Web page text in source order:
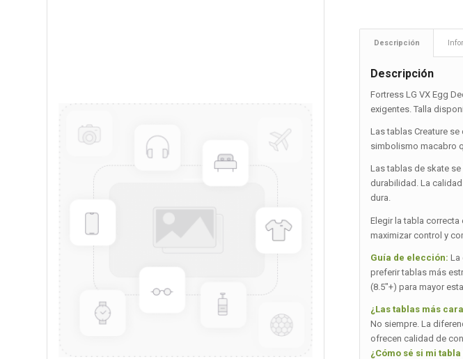
Descripción
Descripción
Fortress LG VX Egg
exigentes. Talla
Las tablas Creature
simbolismo macabro
Las tablas de skate
durabilidad. La
dura.
Elegir la tabla
maximizar control y
Guía de elección: La
preferir tablas más
(8.5″+) para mayor
¿Las tablas más
No siempre. La
ofrecen calidad de
¿Cómo sé si mi